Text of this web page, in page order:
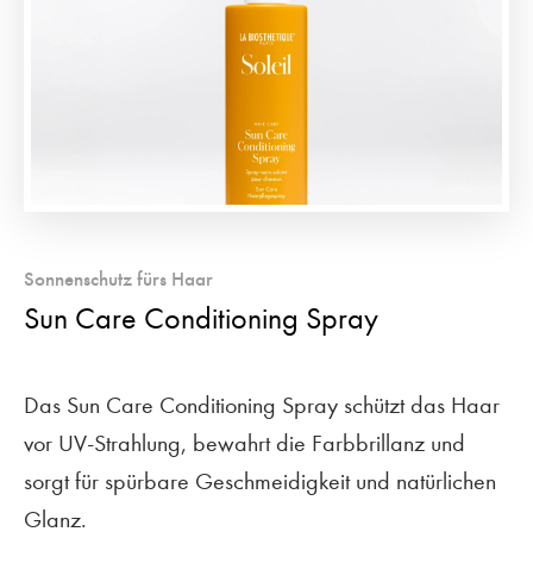
Sonnenschutz fürs Haar
Sun Care Conditioning Spray
Das Sun Care Conditioning Spray schützt das Haar
vor UV-Strahlung, bewahrt die Farbbrillanz und
sorgt für spürbare Geschmeidigkeit und natürlichen
Glanz.